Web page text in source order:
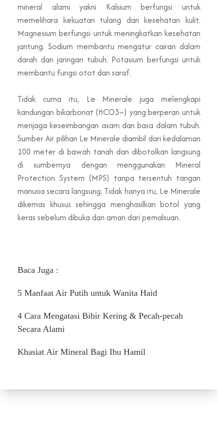
mineral alami yakni Kalsium berfungsi untuk
memelihara kekuatan tulang dan kesehatan kulit.
Magnesium berfungsi untuk meningkatkan kesehatan
jantung. Sodium membantu mengatur cairan dalam
darah dan jaringan tubuh. Potasium berfungsi untuk
membantu fungsi otot dan saraf.
Tidak cuma itu, Le Minerale juga melengkapi
kandungan bikarbonat (HCO3–) yang berperan untuk
menjaga keseimbangan asam dan basa dalam tubuh.
Sumber Air pilihan Le Minerale diambil dari kedalaman
100 meter di bawah tanah dan dibotolkan langsung
di sumbernya dengan menggunakan Mineral
Protection System (MPS) tanpa tersentuh tangan
manusia secara langsung. Tidak hanya itu, Le Minerale
dikemas khusus sehingga menghasilkan botol yang
keras sebelum dibuka dan aman dari pemalsuan.
Baca Juga :
5 Manfaat Air Putih untuk Wanita Haid
4 Cara Mengatasi Bibir Kering & Pecah-pecah
Secara Alami
Khasiat Air Mineral Bagi Ibu Hamil